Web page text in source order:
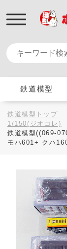
鉄道模型
鉄道模型トップ
1/150(ジオコレ)
鉄道模型((069-
モハ601+ クハ